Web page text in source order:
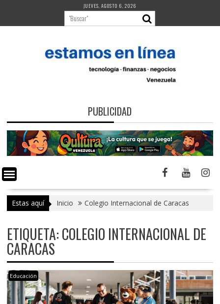
contenido
JUEVES, AGOSTO 6, 2026
PUBLICIDAD
Estas aquí Inicio Colegio Internacional de Caracas
ETIQUETA:COLEGIO INTERNACIONAL DE
CARACAS
Educación